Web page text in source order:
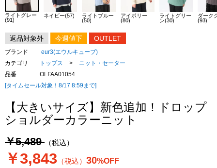
ライトグレー
(91)
ネイビー(57)
ライトブルー
(50)
アイボリー
(80)
ライトグリー
ン(30)
ダーク
(93)
返品対象外 今週値下 OUTLET
ブランド
eur3(エウルキューブ)
カテゴリ
トップス >
ニット・セーター
品番
OLFAA01054
[タイムセール対象！8/17 8:59まで]
【大きいサイズ】新色追加！ドロップ
ショルダーカラーニット
￥5,489（税込）
￥3,843 （税込） 30%OFF